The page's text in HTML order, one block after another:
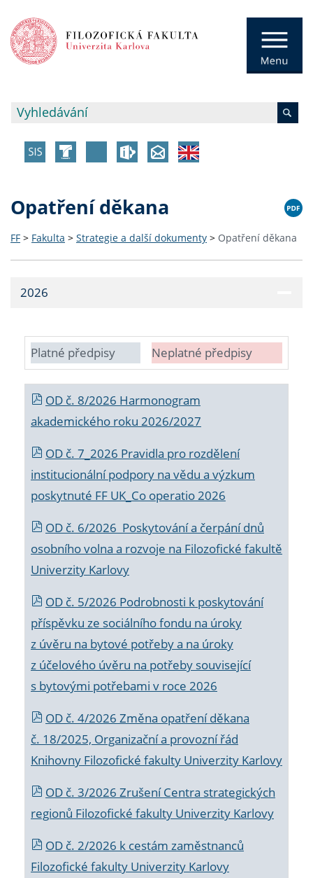
Opatření děkana
FF > Fakulta > Strategie a další dokumenty > Opatření děkana
2026
Platné předpisy Neplatné předpisy
OD č. 8/2026 Harmonogram
akademického roku 2026/2027
OD č. 7_2026 Pravidla pro rozdělení
institucionální podpory na vědu a výzkum
poskytnuté FF UK_Co operatio 2026
OD č. 6/2026 Poskytování a čerpání dnů
osobního volna a rozvoje na Filozofické fakultě
Univerzity Karlovy
OD č. 5/2026 Podrobnosti k poskytování
příspěvku ze sociálního fondu na úroky
z úvěru na bytové potřeby a na úroky
z účelového úvěru na potřeby související
s bytovými potřebami v roce 2026
OD č. 4/2026 Změna opatření děkana
č. 18/2025, Organizační a provozní řád
Knihovny Filozofické fakulty Univerzity Karlovy
OD č. 3/2026 Zrušení Centra strategických
regionů Filozofické fakulty Univerzity Karlovy
OD č. 2/2026 k cestám zaměstnanců
Filozofické fakulty Univerzity Karlovy